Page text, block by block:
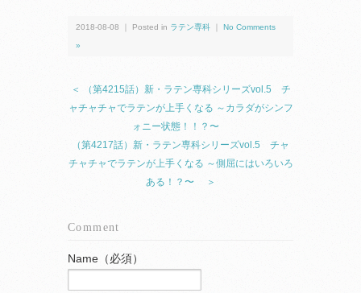
2018-08-08 ｜ Posted in ラテン専科 No Comments
»
＜ （第4215話）新・ラテン専科シリーズvol.5 チ
ャチャチャでラテンが上手くなる ～カラダがシンフ
ォニー状態！！？〜
（第4217話）新・ラテン専科シリーズvol.5 チャ
チャチャでラテンが上手くなる ～側屈にはいろいろ
ある！？〜 ＞
Comment
Name（必須）